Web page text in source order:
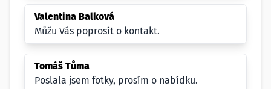
Valentina Balková
Můžu Vás poprosít o kontakt.
Tomáš Tůma
Poslala jsem fotky, prosím o nabídku.